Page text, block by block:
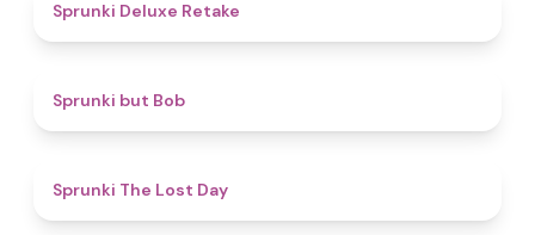
Sprunki Deluxe Retake
Sprunki but Bob
Sprunki The Lost Day